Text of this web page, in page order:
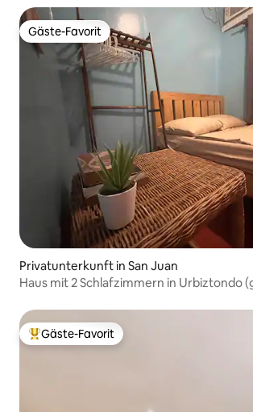
Gäste-Favorit
Gäste-Favorit
Privatunterkunft in San Juan
Haus mit 2 Schlafzimmern in Urbiztondo
Beliebter Gäste-Favorit.
Gäste-Favorit